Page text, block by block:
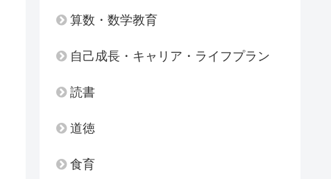
算数・数学教育
自己成長・キャリア・ライフプラン
読書
道徳
食育